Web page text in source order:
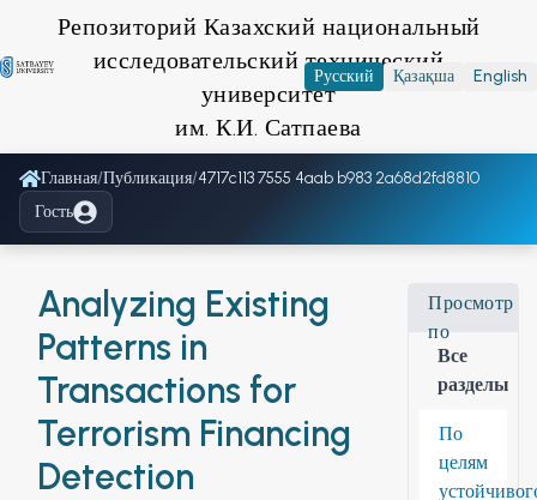
Репозиторий Казахский национальный
исследовательский технический
университет
им. К.И. Сатпаева
Русский Қазақша English
Главная/Публикация/4717c113 7555 4aab b983 2a68d2fd8810
Гость
Analyzing Existing
Patterns in
Transactions for
Terrorism Financing
Detection
Просмотр
по
Все
разделы
По
целям